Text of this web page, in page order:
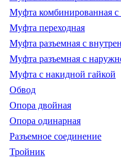
Муфта комбинированная с
Муфта переходная
Муфта разъемная с
Муфта разъемная с
Муфта с накидной гайкой
Обвод
Опора двойная
Опора одинарная
Разъемное соединение
Тройник